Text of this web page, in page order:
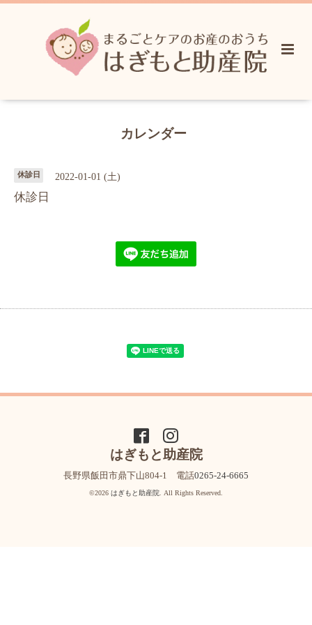
カレンダー
休診日 2022-01-01 (土)
休診日
はぎもと助産院
長野県飯田市鼎下山804-1 電話0265-24-6665
©2026 はぎもと助産院 . All Rights Reserved.